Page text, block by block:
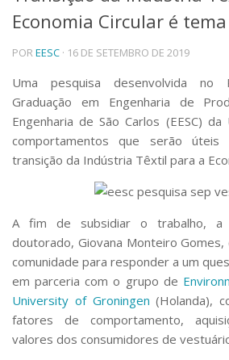
Telefones e Mapas
Pessoas
Ensino
Graduação
Pós-Graduação
Educação a distância
Pesquisa e Inovação
Linhas de Pesquisa
Centros, Núcleos e Projetos em
Iniciação Científica
Transferência de Tecnologia
Empresas Juniores
Extensão à Comunidade
Projetos, Programas e Cursos
Artes, Cultura e Esportes
Museus e Espaços Interativos
Economia Circular é
POREESC · 16 DE SETEMBRO DE 2019
Uma pesquisa desenvolvida no
Graduação em Engenharia de
Engenharia de São Carlos (EESC)
comportamentos que serão
transição da Indústria Têxtil para a
A fim de subsidiar o trabalho, a
doutorado, Giovana Monteiro
comunidade para responder a um
em parceria com o grupo de
University of Groningen (Holanda),
fatores de comportamento,
valores dos consumidores de